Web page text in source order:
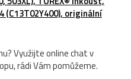
(C13T02Y400), originální
Využijte online chat v
rádi Vám pomůžeme.